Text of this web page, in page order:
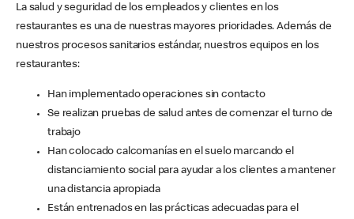
La salud y seguridad de los empleados y clientes en los
restaurantes es una de nuestras mayores prioridades. Además de
nuestros procesos sanitarios estándar, nuestros equipos en los
restaurantes:
Han implementado operaciones sin contacto
Se realizan pruebas de salud antes de comenzar el turno de
trabajo
Han colocado calcomanías en el suelo marcando el
distanciamiento social para ayudar a los clientes a mantener
una distancia apropiada
Están entrenados en las prácticas adecuadas para el